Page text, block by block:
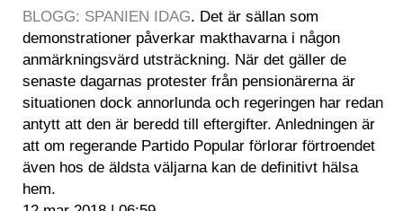
BLOGG: SPANIEN IDAG. Det är sällan som
demonstrationer påverkar makthavarna i någon
anmärkningsvärd utsträckning. När det gäller de
senaste dagarnas protester från pensionärerna är
situationen dock annorlunda och regeringen har redan
antytt att den är beredd till eftergifter. Anledningen är
att om regerande Partido Popular förlorar förtroendet
även hos de äldsta väljarna kan de definitivt hälsa
hem.